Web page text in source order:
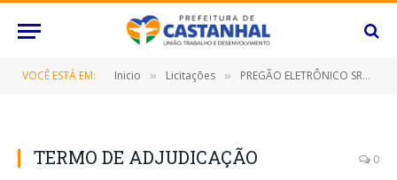
VOCÊ ESTÁ EM: Inicio » Licitações » PREGÃO ELETRÔNICO SRP Nº 023/2022 (PRESTAÇÃO DE SERVIÇO DE PUBLICAÇÕES DE AVISOS DE LICITAÇÃO, EXTRATOS DE CONTRATOS, HOMOLOGAÇÕES E OUTROS)
TERMO DE ADJUDICAÇÃO 0